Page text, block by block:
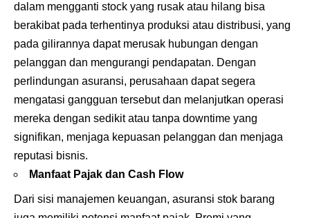
dalam mengganti stock yang rusak atau hilang bisa
berakibat pada terhentinya produksi atau distribusi, yang
pada gilirannya dapat merusak hubungan dengan
pelanggan dan mengurangi pendapatan. Dengan
perlindungan asuransi, perusahaan dapat segera
mengatasi gangguan tersebut dan melanjutkan operasi
mereka dengan sedikit atau tanpa downtime yang
signifikan, menjaga kepuasan pelanggan dan menjaga
reputasi bisnis.
Manfaat Pajak dan Cash Flow
Dari sisi manajemen keuangan, asuransi stok barang